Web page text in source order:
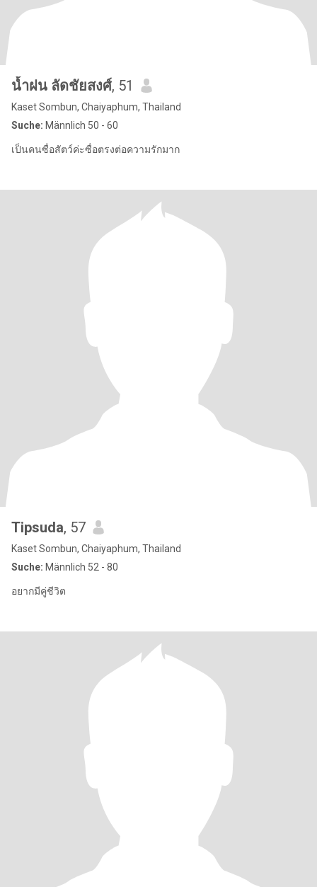
น้ำฝน ลัดชัยสงศ์, 51
Kaset Sombun, Chaiyaphum, Thailand
Suche: Männlich 50 - 60
เป็นคนซื่อสัตว์ค่ะซื่อตรงต่อความรักมาก
Tipsuda, 57
Kaset Sombun, Chaiyaphum, Thailand
Suche: Männlich 52 - 80
อยากมีคู่ชีวิต